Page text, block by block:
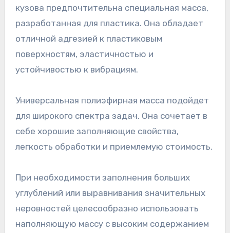
кузова предпочтительна специальная масса,
разработанная для пластика. Она обладает
отличной адгезией к пластиковым
поверхностям, эластичностью и
устойчивостью к вибрациям.
Универсальная полиэфирная масса подойдет
для широкого спектра задач. Она сочетает в
себе хорошие заполняющие свойства,
легкость обработки и приемлемую стоимость.
При необходимости заполнения больших
углублений или выравнивания значительных
неровностей целесообразно использовать
наполняющую массу с высоким содержанием